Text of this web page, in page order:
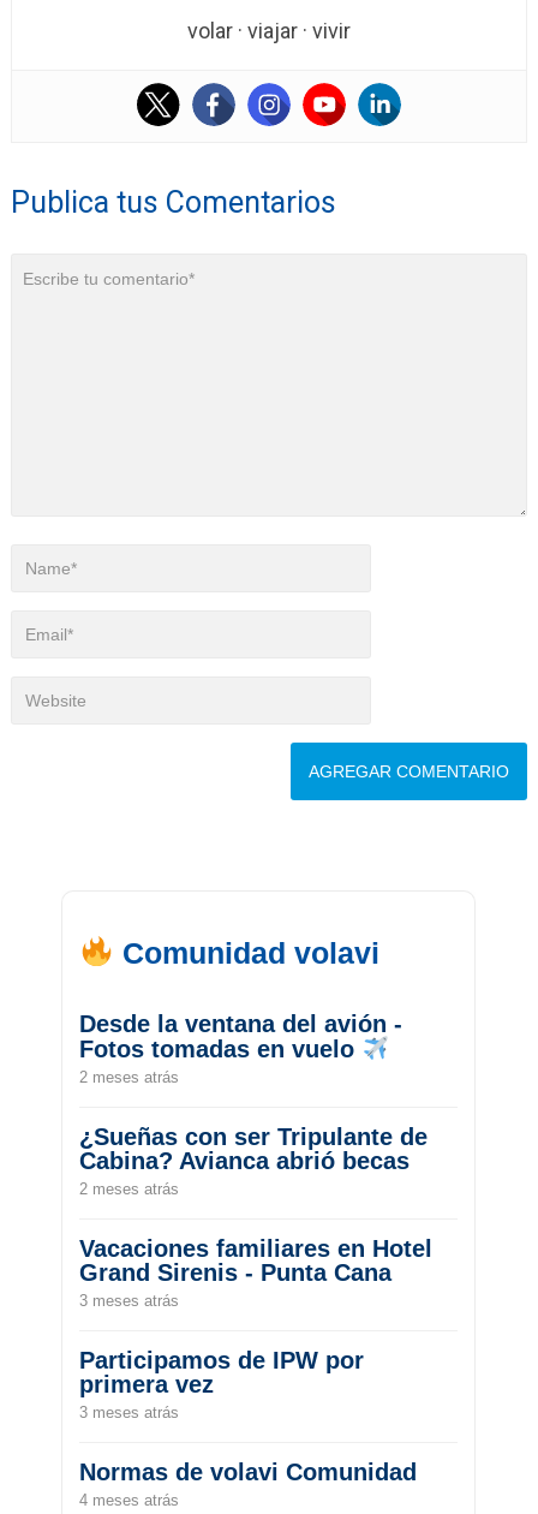
volar · viajar · vivir
Publica tus Comentarios
Comunidad volavi
Desde la ventana del avión -
Fotos tomadas en vuelo
2 meses atrás
¿Sueñas con ser Tripulante de
Cabina? Avianca abrió becas
2 meses atrás
Vacaciones familiares en Hotel
Grand Sirenis - Punta Cana
3 meses atrás
Participamos de IPW por
primera vez
3 meses atrás
Normas de volavi Comunidad
4 meses atrás